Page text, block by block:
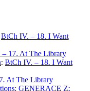
BtCh IV. – 18. I Want
17. At The Library
: BtCh IV. – 18. I Want
At The Library
: GENERACE Z: